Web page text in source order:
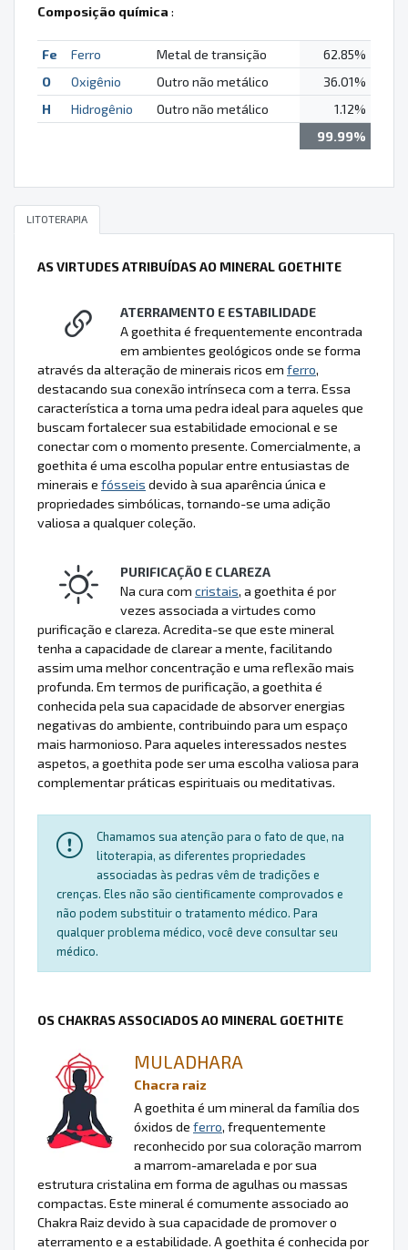
Composição química :
Fe Ferro Metal de transição
62.85%
O
Oxigênio Outro não metálico
36.01%
H
Hidrogênio Outro não metálico
1.12%
99.99%
LITOTERAPIA
AS VIRTUDES ATRIBUÍDAS AO MINERAL GOETHITE
ATERRAMENTO E ESTABILIDADE
A goethita é frequentemente encontrada
em ambientes geológicos onde se forma
através da alteração de minerais ricos em ferro,
destacando sua conexão intrínseca com a terra. Essa
característica a torna uma pedra ideal para aqueles que
buscam fortalecer sua estabilidade emocional e se
conectar com o momento presente. Comercialmente, a
goethita é uma escolha popular entre entusiastas de
minerais e fósseis devido à sua aparência única e
propriedades simbólicas, tornando-se uma adição
valiosa a qualquer coleção.
PURIFICAÇÃO E CLAREZA
Na cura com cristais, a goethita é por
vezes associada a virtudes como
purificação e clareza. Acredita-se que este mineral
tenha a capacidade de clarear a mente, facilitando
assim uma melhor concentração e uma reflexão mais
profunda. Em termos de purificação, a goethita é
conhecida pela sua capacidade de absorver energias
negativas do ambiente, contribuindo para um espaço
mais harmonioso. Para aqueles interessados nestes
aspetos, a goethita pode ser uma escolha valiosa para
complementar práticas espirituais ou meditativas.
Chamamos sua atenção para o fato de que, na
litoterapia, as diferentes propriedades
associadas às pedras vêm de tradições e
crenças. Eles não são cientificamente comprovados e
não podem substituir o tratamento médico. Para
qualquer problema médico, você deve consultar seu
médico.
OS CHAKRAS ASSOCIADOS AO MINERAL GOETHITE
MULADHARA
Chacra raiz
A goethita é um mineral da família dos
óxidos de ferro, frequentemente
reconhecido por sua coloração marrom
a marrom-amarelada e por sua
estrutura cristalina em forma de agulhas ou massas
compactas. Este mineral é comumente associado ao
Chakra Raiz devido à sua capacidade de promover o
aterramento e a estabilidade. A goethita é conhecida por